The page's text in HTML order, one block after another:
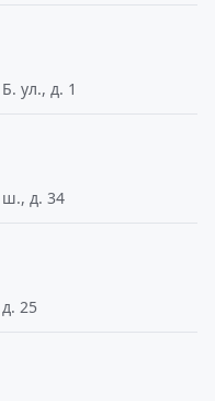
ул., д. 1
ш., д. 34
25